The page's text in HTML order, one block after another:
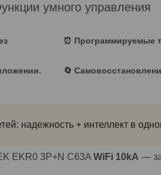
умного управления
⏰ Программируемые
🔄
надежность + интеллект в
EKR0 3P+N C63A WiFi 10kA —